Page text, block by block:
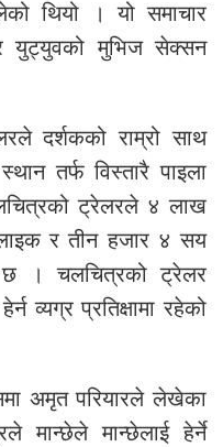
थियो । यो समाचार
युट्युवको मुभिज सेक्सन
दर्शकको राम्रो साथ
तर्फ विस्तारै पाइला
ट्रेलरले ४ लाख
र तीन हजार ४ सय
छ । चलचित्रको ट्रेलर
व्यग्र प्रतिक्षामा रहेको
अमृत परियारले लेखेका
मान्छेले मान्छेलाई हेर्ने